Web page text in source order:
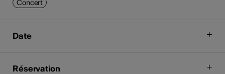
Concert
Date
Réservation